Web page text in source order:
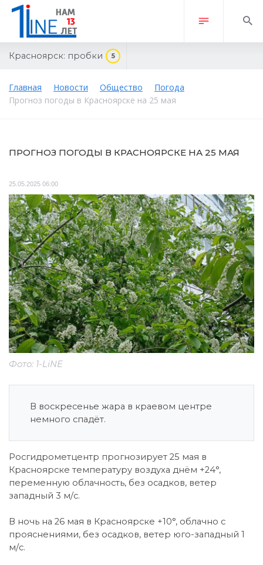
Красноярск: пробки 5
Главная Новости Общество
Погода
Прогноз погоды в Красноярске на 25 мая
ПРОГНОЗ ПОГОДЫ В КРАСНОЯРСКЕ НА 25 МАЯ
25.05.2025 06:00
Фото: 1-LiNE
В воскресенье жара в краевом центре
немного спадёт.
Росгидрометцентр прогнозирует 25 мая в
Красноярске температуру воздуха днём +24°,
переменную облачность, без осадков, ветер
западный 3 м/с.
В ночь на 26 мая в Красноярске +10°, облачно с
прояснениями, без осадков, ветер юго-западный 1
м/с.